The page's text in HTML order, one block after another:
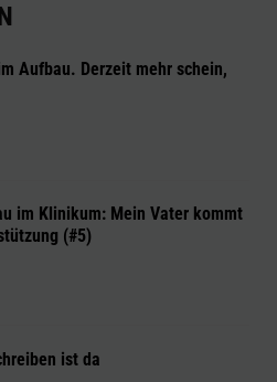
Aufbau. Derzeit mehr schein,
im Klinikum: Mein Vater kommt
(#5)
ist da